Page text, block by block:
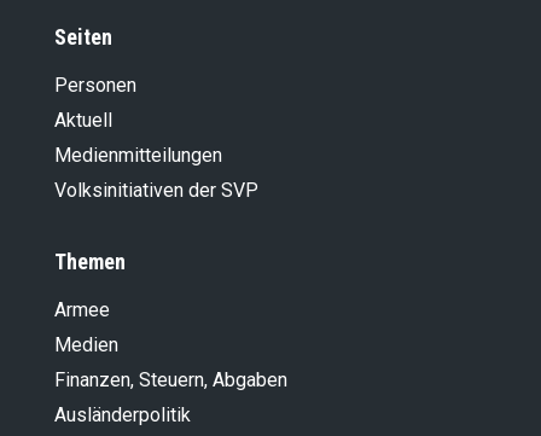
Seiten
Personen
Aktuell
Medienmitteilungen
Volksinitiativen der SVP
Themen
Armee
Medien
Finanzen, Steuern, Abgaben
Ausländer­politik